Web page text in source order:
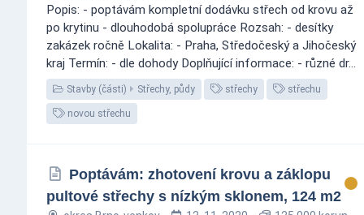
Popis: - poptávám kompletní dodávku střech od krovu až
po krytinu - dlouhodobá spolupráce Rozsah: - desítky
zakázek ročně Lokalita: - Praha, Středočeský a Jihočeský
kraj Termín: - dle dohody Doplňující informace: - různé dr...
Stavby (části) Střechy, půdy střechy střechu
novou střechu
Poptávám: zhotovení krovu a záklopu
pultové střechy s nízkým sklonem, 124 m2